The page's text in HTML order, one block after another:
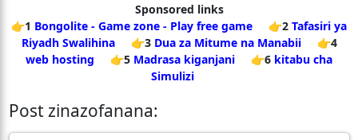
Sponsored links
👉1 Bongolite - Game zone - Play free game 👉2 Tafasiri ya
Riyadh Swalihina
👉3 Dua za Mitume na Manabii
👉4
web hosting
👉5 Madrasa kiganjani 👉6 kitabu cha
Simulizi
Post zinazofanana: